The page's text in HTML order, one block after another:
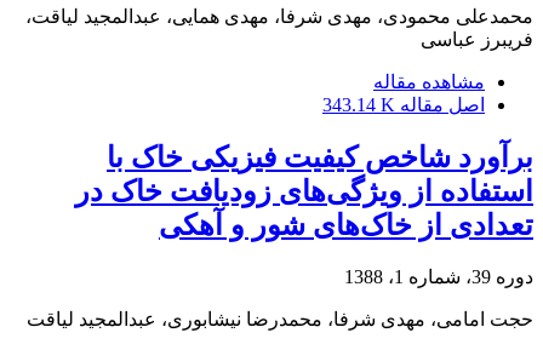
محمدعلی محمودی، مهدی شرفا، مهدی همایی، عبدالمجید لیاقت،
فریبرز عباسی
مشاهده مقاله
اصل مقاله 343.14 K
برآورد شاخص کیفیت فیزیکی خاک با
استفاده از ویژگی‌های زودیافت خاک در
تعدادی از خاک‌های شور و آهکی
دوره 39، شماره 1، 1388
حجت امامی، مهدی شرفا، محمدرضا نیشابوری، عبدالمجید لیاقت